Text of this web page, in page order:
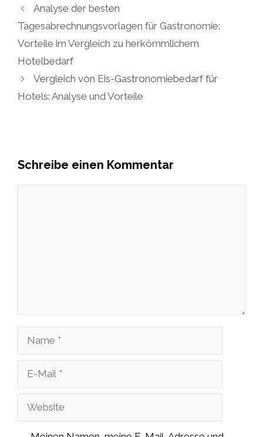
Analyse der besten
Tagesabrechnungsvorlagen für Gastronomie:
Vorteile im Vergleich zu herkömmlichem
Hotelbedarf
Vergleich von Eis-Gastronomiebedarf für
Hotels: Analyse und Vorteile
Schreibe einen Kommentar
Name
Website